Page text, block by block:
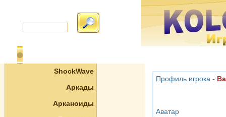
ShockWave
Аркады
Арканоиды
Профиль игрока -
Аватар